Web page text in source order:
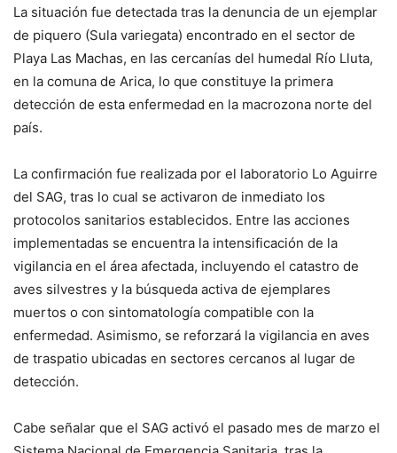
La situación fue detectada tras la denuncia de un ejemplar
de piquero (Sula variegata) encontrado en el sector de
Playa Las Machas, en las cercanías del humedal Río Lluta,
en la comuna de Arica, lo que constituye la primera
detección de esta enfermedad en la macrozona norte del
país.
La confirmación fue realizada por el laboratorio Lo Aguirre
del SAG, tras lo cual se activaron de inmediato los
protocolos sanitarios establecidos. Entre las acciones
implementadas se encuentra la intensificación de la
vigilancia en el área afectada, incluyendo el catastro de
aves silvestres y la búsqueda activa de ejemplares
muertos o con sintomatología compatible con la
enfermedad. Asimismo, se reforzará la vigilancia en aves
de traspatio ubicadas en sectores cercanos al lugar de
detección.
Cabe señalar que el SAG activó el pasado mes de marzo el